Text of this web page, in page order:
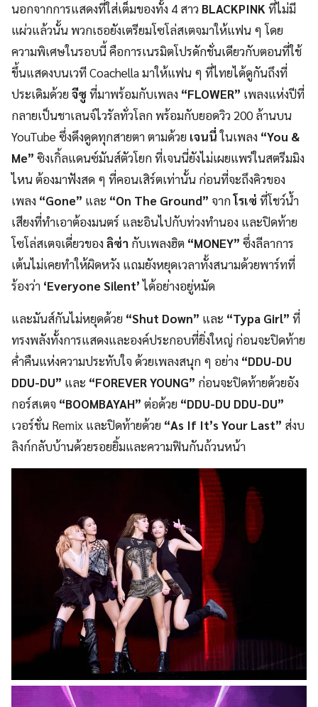
นอกจากการแสดงที่ใส่เต็มของทั้ง 4 สาว BLACKPINK ที่ไม่มี
แผ่วแล้วนั้น พวกเธอยังเตรียมโซโล่สเตจมาให้แฟน ๆ โดย
ความพิเศษในรอบนี้ คือการเนรมิตโปรดักชั่นเดียวกับตอนที่ใช้
ขึ้นแสดงบนเวที Coachella มาให้แฟน ๆ ที่ไทยได้ดูกันถึงที่
ประเดิมด้วยจีซูที่มาพร้อมกับเพลง “FLOWER” เพลงแห่งปีที่
กลายเป็นชาเลนจ์ไวรัลทั่วโลก พร้อมกับยอดวิว 200 ล้านบน
YouTube ซึ่งดึงดูดทุกสายตา ตามด้วย เจนนี่ในเพลง “You &
Me” ซิงเกิ้ลแดนซ์มันส์ตัวโยก ที่เจนนี่ยังไม่เผยแพร่ในสตรีมมิง
ไหน ต้องมาฟังสด ๆ ที่คอนเสิร์ตเท่านั้น ก่อนที่จะถึงคิวของ
เพลง “Gone” และ “On The Ground” จากโรเซ่ที่โชว์น้ำ
เสียงที่ทำเอาต้องมนตร์ และอินไปกับท่วงทำนอง และปิดท้าย
โซโล่สเตจเดี่ยวของลิซ่า กับเพลงฮิต “MONEY” ซึ่งลีลาการ
เต้นไม่เคยทำให้ผิดหวัง แถมยังหยุดเวลาทั้งสนามด้วยพาร์ทที่
ร้องว่า ‘Everyone Silent’ได้อย่างอยู่หมัด
และมันส์กันไม่หยุดด้วย “Shut Down” และ “Typa Girl” ที่
ทรงพลังทั้งการแสดงและองค์ประกอบที่ยิ่งใหญ่ ก่อนจะปิดท้าย
ค่ำคืนแห่งความประทับใจ ด้วยเพลงสนุก ๆ อย่าง “DDU-DU
DDU-DU” และ “FOREVER YOUNG” ก่อนจะปิดท้ายด้วยอัง
กอร์สเตจ “BOOMBAYAH” ต่อด้วย “DDU-DU DDU-DU”
เวอร์ชั่น Remix และปิดท้ายด้วย “As If It’s Your Last” ส่งบ
ลิงก์กลับบ้านด้วยรอยยิ้มและความฟินกันถ้วนหน้า